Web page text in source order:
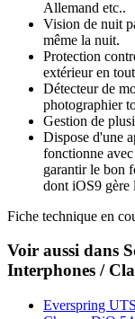
Allemand etc..
Vision de nuit
même la nuit.
Protection
extérieur en
Détecteur de
photographier
Gestion de
Dispose d'une
fonctionne
garantir le bon
dont iOS9 gère
Fiche technique en
Voir aussi dans
Interphones /
Everspring